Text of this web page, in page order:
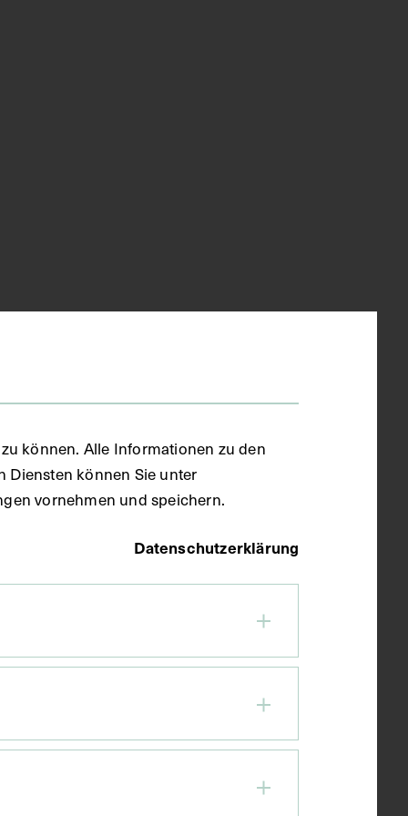
können. Alle Informationen zu den
Diensten können Sie unter
vornehmen und speichern.
Datenschutzerklärung